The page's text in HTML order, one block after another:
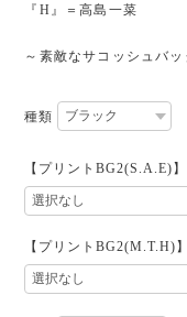
『H』＝高島一菜
～素敵なサコッシュバ
種類
【プリントBG2(S.A.E)
【プリントBG2(M.T.H)